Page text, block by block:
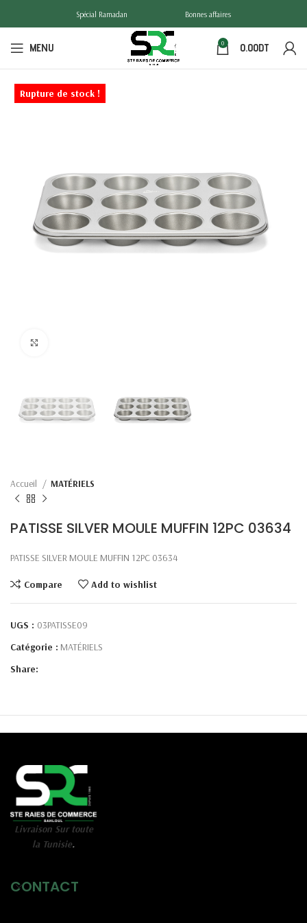
Spécial Ramadan Bonnes affaires
MENU 0 0.00DT
Rupture de stock !
Accueil MATÉRIELS
PATISSE SILVER MOULE MUFFIN 12PC 03634
PATISSE SILVER MOULE MUFFIN 12PC 03634
Compare Add to wishlist
UGS : 03PATISSE09
Catégorie : MATÉRIELS
Share:
Livraison Sur toute
la Tunisie.
CONTACT